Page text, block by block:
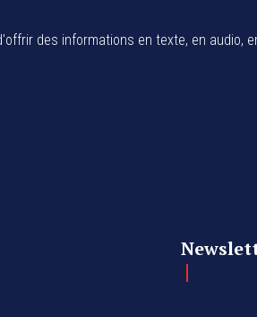
des informations en texte, en audio,